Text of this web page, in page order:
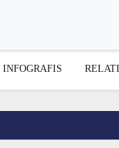
INFOGRAFIS